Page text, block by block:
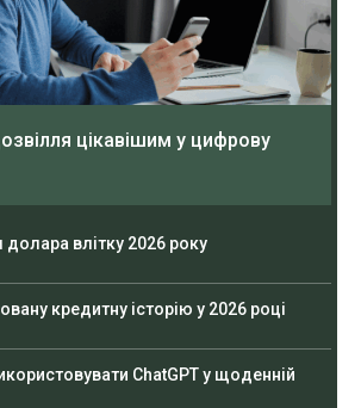
цікавішим у цифрову
влітку 2026 року
кредитну історію у 2026 році
ChatGPT у щоденній